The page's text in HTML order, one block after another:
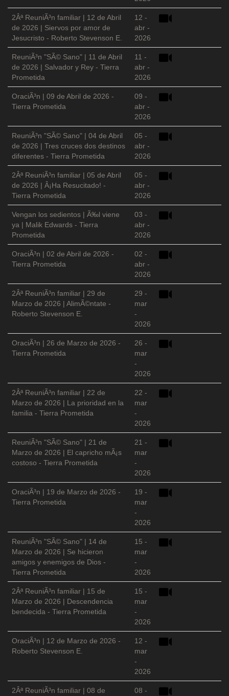
2Âª ReuniÃ³n familiar | 12 de Abril
de 2026 | Siervos por amor de
Jesucristo - Roberto Stevenson E.
12 -
abr -
2026
ReuniÃ³n "SÃ© Sano" | 11 de Abril
de 2026 | Salvador y Rey - Tierra
Prometida
11 -
abr -
2026
OraciÃ³n | 09 de Abril de 2026 -
Tierra Prometida
09 -
abr -
2026
ReuniÃ³n "SÃ© Sano" | 04 de Abril
de 2026 | Tres cruces dos destinos
diferentes - Tierra Prometida
05 -
abr -
2026
2Âª ReuniÃ³n familiar | 05 de Abril
de 2026 | Â¡Ha Resucitado! -
Tierra Prometida
05 -
abr -
2026
Vengan los sedientos | Ã‰l viene
ya | Malik Edwards - Tierra
Prometida
03 -
abr -
2026
OraciÃ³n | 02 de Abril de 2026 -
Tierra Prometida
02 -
abr -
2026
2Âª ReuniÃ³n familiar | 29 de
Marzo de 2026 | AlimÃ©ntate -
Roberto Stevenson E.
29 -
mar
-
2026
OraciÃ³n | 26 de Marzo de 2026 -
Tierra Prometida
26 -
mar
-
2026
2Âª ReuniÃ³n familiar | 22 de
Marzo de 2026 | La prioridad en la
familia - Tierra Prometida
22 -
mar
-
2026
ReuniÃ³n "SÃ© Sano" | 21 de
Marzo de 2026 | El capricho mÃ¡s
costoso - Tierra Prometida
21 -
mar
-
2026
OraciÃ³n | 19 de Marzo de 2026 -
Tierra Prometida
19 -
mar
-
2026
ReuniÃ³n "SÃ© Sano" | 14 de
Marzo de 2026 | Se hicieron
amigos y enemigos de Dios -
Tierra Prometida
15 -
mar
-
2026
2Âª ReuniÃ³n familiar | 15 de
Marzo de 2026 | Descendencia
bendecida - Tierra Prometida
15 -
mar
-
2026
OraciÃ³n | 12 de Marzo de 2026 -
Roberto Stevenson E.
12 -
mar
-
2026
2Âª ReuniÃ³n familiar | 08 de
08 -